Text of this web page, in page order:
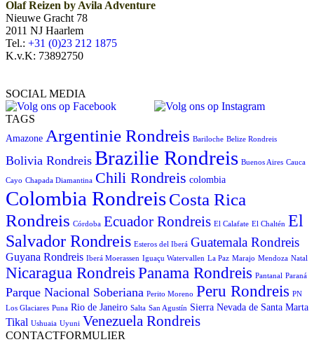
Olaf Reizen by Avila Adventure
Nieuwe Gracht 78
2011 NJ Haarlem
Tel.: +31 (0)23 212 1875
K.v.K: 73892750
SOCIAL MEDIA
TAGS
Amazone Argentinie Rondreis Bariloche Belize Rondreis
Bolivia Rondreis Brazilie Rondreis Buenos Aires Cauca
Cayo Chapada Diamantina Chili Rondreis colombia
Colombia RondreisCosta Rica
Rondreis Córdoba Ecuador Rondreis El Calafate El Chaltén El
Salvador Rondreis Esteros del Iberá Guatemala Rondreis
Guyana Rondreis Iberá Moerassen Iguaçu Watervallen La Paz Marajo Mendoza Natal
Nicaragua Rondreis Panama Rondreis Pantanal Paraná
Parque Nacional Soberiana Perito Moreno Peru Rondreis PN
Los Glaciares Puna Rio de Janeiro Salta San Agustín Sierra Nevada de Santa Marta
Tikal Ushuaia Uyuni Venezuela Rondreis
CONTACTFORMULIER